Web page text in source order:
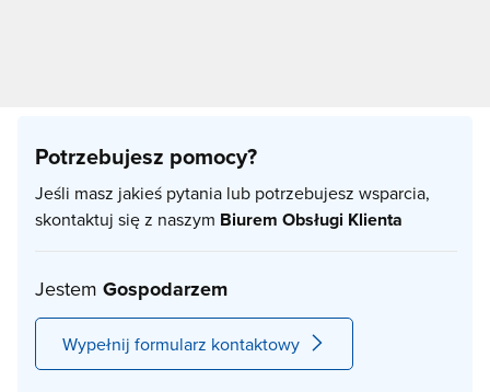
Potrzebujesz pomocy?
Jeśli masz jakieś pytania lub potrzebujesz wsparcia,
skontaktuj się z naszym Biurem Obsługi Klienta
Jestem Gospodarzem
Wypełnij formularz kontaktowy